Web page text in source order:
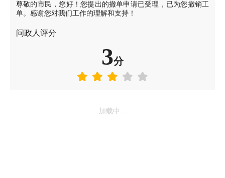
尊敬的市民，您好！您提出的撤单申请已受理，已为您撤销工
单。感谢您对我们工作的理解和支持！
问政人评分
3分
加载中...